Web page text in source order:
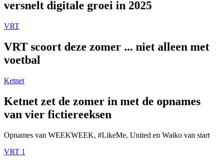
versnelt digitale groei in 2025
VRT
VRT scoort deze zomer ... niet alleen met
voetbal
Ketnet
Ketnet zet de zomer in met de opnames
van vier fictiereeksen
Opnames van WEEKWEEK, #LikeMe, United en Waiko van start
VRT 1